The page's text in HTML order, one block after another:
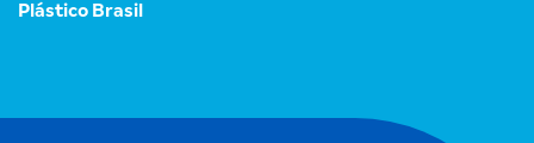
Plástico Brasil